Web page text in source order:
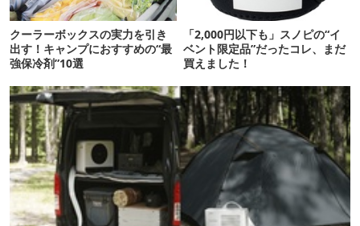
クーラーボックスの実力を引き
出す！キャンプにおすすめの“最
強保冷剤”10選
「2,000円以下も」スノピの“イ
ベント限定品”だったコレ、まだ
買えました！